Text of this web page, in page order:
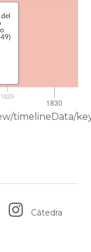
del
1830
1829
timelineData/
Cátedra